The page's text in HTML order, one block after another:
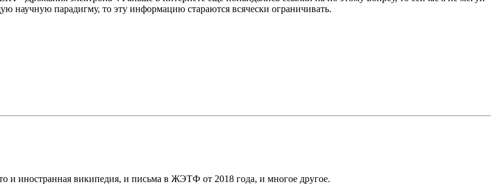
научную парадигму, то эту информацию стараются всячески ограничивать.
и иностранная википедия, и письма в ЖЭТФ от 2018 года, и многое другое.